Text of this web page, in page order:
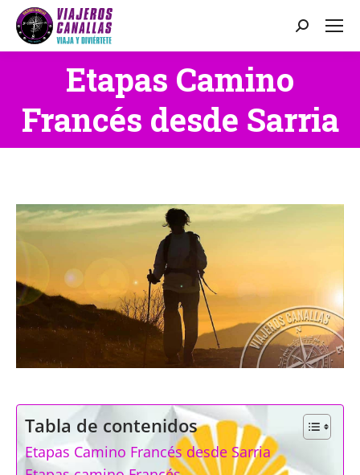
Buscar:
Etapas Camino
Francés desde Sarria
Tabla de contenidos
Etapas Camino Francés desde Sarria